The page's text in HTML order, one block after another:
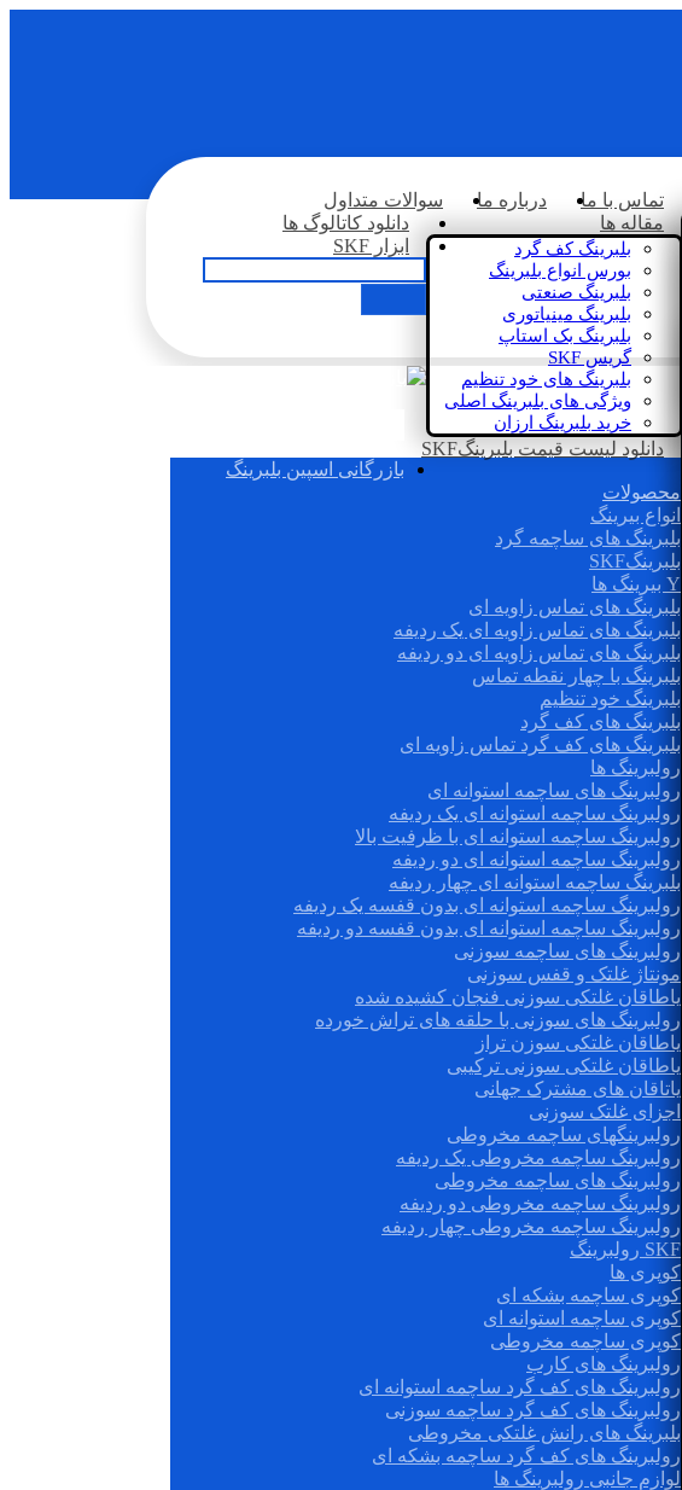
تماس با ما درباره ما
سوالات متداول
مقاله ها
بلبرینگ کف گرد
بورس انواع بلبرینگ
بلبرینگ صنعتی
بلبرینگ مینیاتوری
بلبرینگ بک استاپ
گریس SKF
بلبرینگ های خود تنظیم
ویژگی های بلبرینگ اصلی
خرید بلبرینگ ارزان
دانلود کاتالوگ ها
ابزار SKF
دانلود لیست قیمت بلبرینگSKF
بازرگانی اسپین بلبرینگ
محصولات
انواع بیرینگ
بلبرینگ های ساچمه گرد
بلبرینگSKF
Y بیرینگ ها
بلبرینگ های تماس زاویه ای
بلبرینگ های تماس زاویه ای یک ردیفه
بلبرینگ های تماس زاویه ای دو ردیفه
بلبرینگ با چهار نقطه تماس
بلبرینگ خود تنظیم
بلبرینگ های کف گرد
بلبرینگ های کف گرد تماس زاویه ای
رولبرینگ ها
رولبرینگ های ساچمه استوانه ای
رولبرینگ ساچمه استوانه ای یک ردیفه
رولبرینگ ساچمه استوانه ای با ظرفیت بالا
رولبرینگ ساچمه استوانه ای دو ردیفه
بلبرینگ ساچمه استوانه ای چهار ردیفه
رولبرینگ ساچمه استوانه ای بدون قفسه یک ردیفه
رولبرینگ ساچمه استوانه ای بدون قفسه دو ردیفه
رولبرینگ های ساچمه سوزنی
مونتاژ غلتک و قفس سوزنی
یاطاقان غلتکی سوزنی فنجان کشیده شده
رولبرینگ های سوزنی با حلقه های تراش خورده
یاطاقان غلتکی سوزن تراز
یاطاقان غلتکی سوزنی ترکیبی
یاتاقان های مشترک جهانی
اجزای غلتک سوزنی
رولبرینگهای ساچمه مخروطی
رولبرینگ ساچمه مخروطی یک ردیفه
رولبرینگ های ساچمه مخروطی
رولبرینگ ساچمه مخروطی دو ردیفه
رولبرینگ ساچمه مخروطی چهار ردیفه
SKF رولبرینگ
کوپری ها
کوپری ساچمه بشکه ای
کوپری ساچمه استوانه ای
کوپری ساچمه مخروطی
رولبرینگ های کارب
رولبرینگ های کف گرد ساچمه استوانه ای
رولبرینگ های کف گرد ساچمه سوزنی
بلبرینگ های رانش غلتکی مخروطی
رولبرینگ های کف گرد ساچمه بشکه ای
لوازم جانبی رولبرینگ ها